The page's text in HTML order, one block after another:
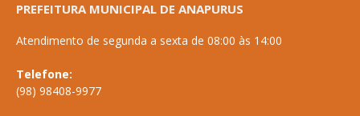
PREFEITURA MUNICIPAL DE ANAPURUS
Atendimento de segunda a sexta de 08:00 às 14:00
Telefone:
(98) 98408-9977